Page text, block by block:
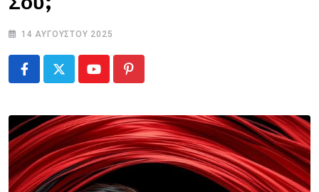
14 ΑΥΓΟΎΣΤΟΥ 2025
YoutubePinterest